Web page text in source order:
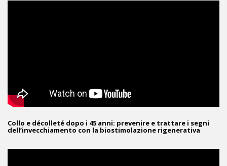
Collo e décolleté dopo i 45 anni: prevenire e trattare i segni
dell’invecchiamento con la biostimolazione rigenerativa